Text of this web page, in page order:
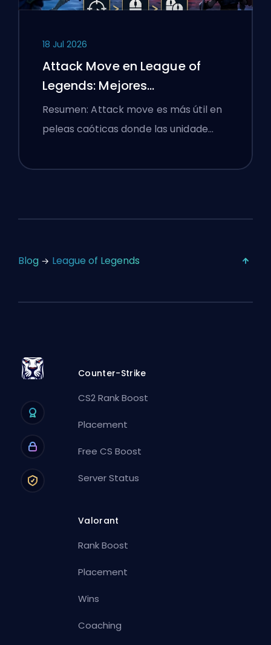
18 Jul 2026
Attack Move en League of
Legends: Mejores
Configuraciones
Resumen: Attack move es más útil en
peleas caóticas donde las unidade…
Blog League of Legends
Counter-Strike
CS2 Rank Boost
Placement
Free CS Boost
Server Status
Valorant
Rank Boost
Placement
Wins
Coaching